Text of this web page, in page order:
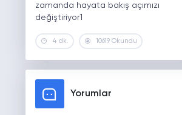
zamanda hayata bakış açımızı
değiştiriyor1
4 dk. 10619 Okundu
Yorumlar